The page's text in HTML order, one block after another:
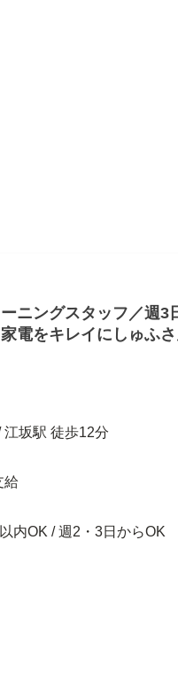
ニングスタッフ／週3
電をキレイにしゅふ
江坂駅 徒歩12分
給
内OK / 週2・3日からOK